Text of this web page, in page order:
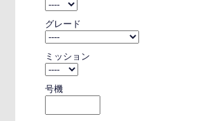
グレード
ミッション
号機